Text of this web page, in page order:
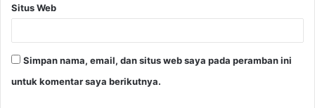
Situs Web
Simpan nama, email, dan situs web saya pada peramban ini
untuk komentar saya berikutnya.